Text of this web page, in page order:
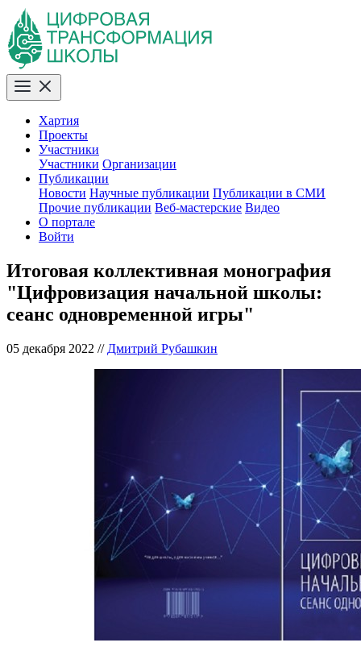
Хартия
Проекты
Участники
Участники Организации
Публикации
Новости Научные публикации Публикации в СМИ
Прочие публикации Веб-мастерские Видео
О портале
Войти
Итоговая коллективная монография
"Цифровизация начальной школы:
сеанс одновременной игры"
05 декабря 2022 // Дмитрий Рубашкин